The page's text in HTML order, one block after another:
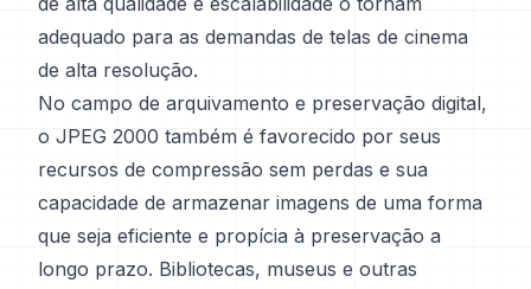
adequado para as demandas de telas de cinema
de alta resolução.
No campo de arquivamento e preservação digital,
o JPEG 2000 também é favorecido por seus
recursos de compressão sem perdas e sua
capacidade de armazenar imagens de uma forma
que seja eficiente e propícia à preservação a
longo prazo. Bibliotecas, museus e outras